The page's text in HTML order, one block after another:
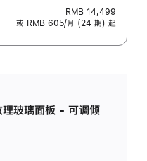
RMB 14,499
或 RMB 605/月 (24 期) 起
玻璃面板 - 可调倾